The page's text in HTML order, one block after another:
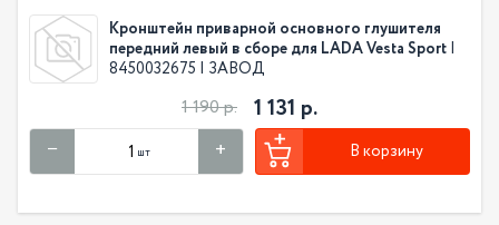
Кронштейн приварной основного глушителя
передний левый в сборе для LADA Vesta Sport |
8450032675 | ЗАВОД
1 190 р. 1 131 р.
шт В корзину